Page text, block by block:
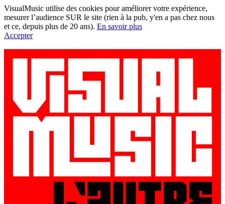
VisualMusic utilise des cookies pour améliorer votre expérience,
mesurer l’audience SUR le site (rien à la pub, y'en a pas chez nous
et ce, depuis plus de 20 ans). En savoir plus
Accepter